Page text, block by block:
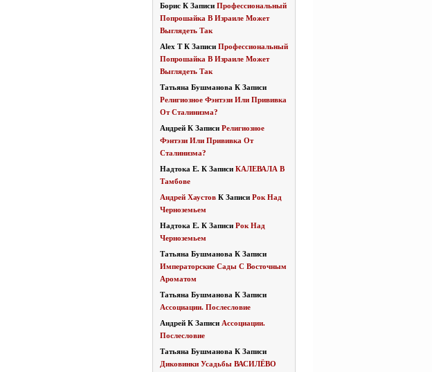
БорисК Записи Профессиональный
Попрошайка В Израиле Может
Выглядеть Так
Alex TК Записи Профессиональный
Попрошайка В Израиле Может
Выглядеть Так
Татьяна Бушманова К Записи
Религиозное Фэнтэзи Или Прививка
От Сталинизма?
АндрейК Записи Религиозное
Фэнтэзи Или Прививка От
Сталинизма?
Надтока Е.К Записи КАЛЕВАЛА В
Тамбове
Андрей ХаустовК Записи Рок Над
Черноземьем
Надтока Е.К Записи Рок Над
Черноземьем
Татьяна Бушманова К Записи
Императорские Сады С Восточным
Ароматом
Татьяна Бушманова К Записи
Ассоциации. Послесловие
АндрейК Записи Ассоциации.
Послесловие
Татьяна Бушманова К Записи
Диковинки Усадьбы ВАСИЛЁВО